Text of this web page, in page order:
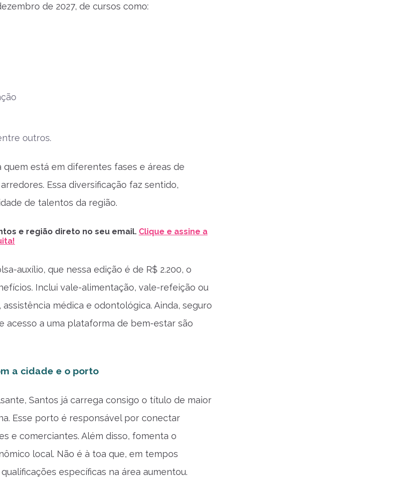
de 2027, de cursos como:
outros.
quem está em diferentes fases e áreas de
Essa diversificação faz sentido,
de talentos da região.
e região direto no seu email. Clique e assine a
auxílio, que nessa edição é de R$ 2.200, o
Inclui vale-alimentação, vale-refeição ou
médica e odontológica. Ainda, seguro
acesso a uma plataforma de bem-estar são
a cidade e o porto
Santos já carrega consigo o título de maior
Esse porto é responsável por conectar
e comerciantes. Além disso, fomenta o
local. Não é à toa que, em tempos
específicas na área aumentou.